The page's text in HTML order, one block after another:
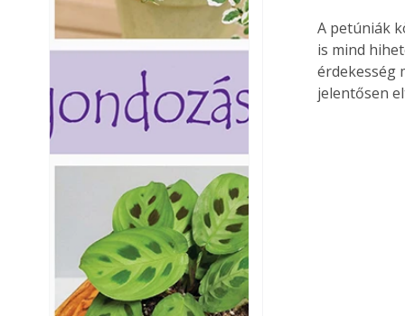
A petúniák
is mind
érdekesség
jelentősen